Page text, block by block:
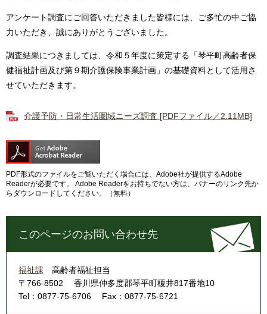
アンケート調査にご回答いただきました皆様には、ご多忙の中ご協
力いただき、誠にありがとうございました。
調査結果につきましては、令和５年度に策定する「琴平町高齢者保
健福祉計画及び第９期介護保険事業計画」の基礎資料として活用さ
せていただきます。
介護予防・日常生活圏域ニーズ調査 [PDFファイル／2.11MB]
PDF形式のファイルをご覧いただく場合には、Adobe社が提供するAdobe
Readerが必要です。
Adobe Readerをお持ちでない方は、バナーのリンク先か
らダウンロードしてください。（無料）
このページのお問い合わせ先
福祉課
高齢者福祉担当
〒766-8502
香川県仲多度郡琴平町榎井817番地10
Tel：0877-75-6706
Fax：0877-75-6721